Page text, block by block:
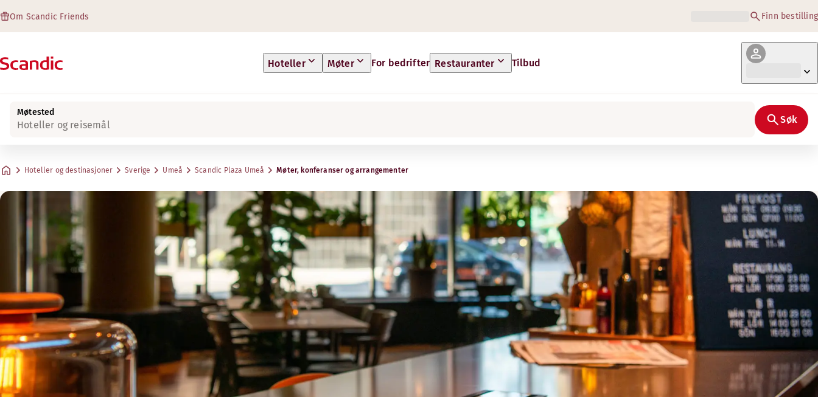
Om Scandic Friends Finn bestilling
Hoteller Møter For bedrifter Restauranter Tilbud
Møtested
Hoteller og reisemål Søk
Hoteller og destinasjoner Sverige Umeå Scandic Plaza Umeå Møter, konferanser og arrangementer